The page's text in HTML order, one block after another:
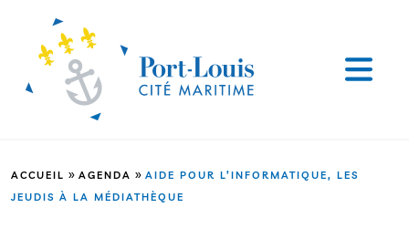
ACCUEIL » AGENDA » AIDE POUR L’INFORMATIQUE, LES
JEUDIS À LA MÉDIATHÈQUE